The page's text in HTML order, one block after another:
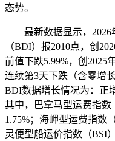
态势。
最新数据显示，
（BDI）报2010点，创
前值下跌5.99%，创2025
连续第3天下跌（含零增
BDI数据增长情况为：正
其中，巴拿马型运费指数
1.75%；海岬型运费指数
灵便型船运价指数（BSI